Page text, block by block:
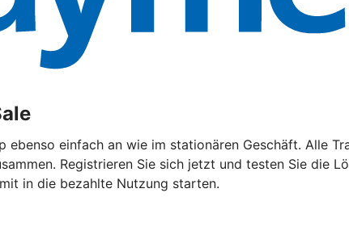
ebenso einfach an wie im stationären Geschäft. Alle
Registrieren Sie sich jetzt und testen Sie die
in die bezahlte Nutzung starten.